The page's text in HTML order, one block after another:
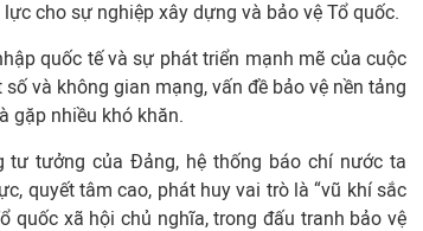
cho sự nghiệp xây dựng và bảo vệ Tổ quốc.
quốc tế và sự phát triển mạnh mẽ của cuộc
và không gian mạng, vấn đề bảo vệ nền tảng
gặp nhiều khó khăn.
tư tưởng của Đảng, hệ thống báo chí nước ta
quyết tâm cao, phát huy vai trò là “vũ khí sắc
quốc xã hội chủ nghĩa, trong đấu tranh bảo vệ